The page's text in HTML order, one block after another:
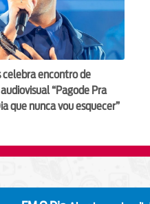
celebra encontro de
“Pagode Pra
que nunca vou esquecer”